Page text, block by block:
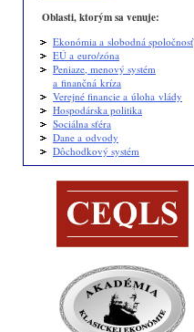
Oblasti, ktorým sa venuje:
Ekonómia a slobodná spoločnosť
EÚ a euro/zóna
Peniaze, menový systém
a finančná kríza
Verejné financie a úloha vlády
Hospodárska politika
Sociálna sféra
Dane a odvody
Dôchodkový systém